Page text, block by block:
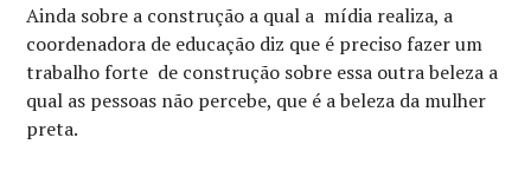
Ainda sobre a construção a qual a mídia realiza, a
coordenadora de educação diz que é preciso fazer um
trabalho forte de construção sobre essa outra beleza a
qual as pessoas não percebe, que é a beleza da mulher
preta.